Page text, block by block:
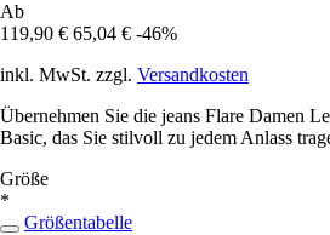
Ab
119,90 € 65,04 € -46%
inkl. MwSt. zzgl. Versandkosten
Übernehmen Sie die jeans Flare Damen
Basic, das Sie stilvoll zu jedem Anlass
Größe
*
Größentabelle